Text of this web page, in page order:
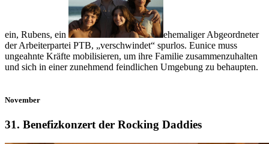
ein, Rubens, ein
ehemaliger Abgeordneter
der Arbeiterpartei PTB, „verschwindet“ spurlos. Eunice muss
ungeahnte Kräfte mobilisieren, um ihre Familie zusammenzuhalten
und sich in einer zunehmend feindlichen Umgebung zu behaupten.
November
31. Benefizkonzert der Rocking Daddies